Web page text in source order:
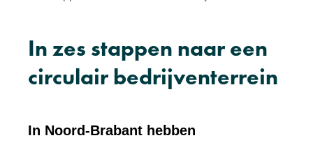
In zes stappen naar een
circulair bedrijventerrein
In Noord-Brabant hebben